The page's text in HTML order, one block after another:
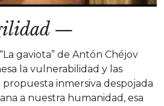
—
gaviota” de Antón Chéjov
la vulnerabilidad y las
inmersiva despojada
a nuestra humanidad, esa